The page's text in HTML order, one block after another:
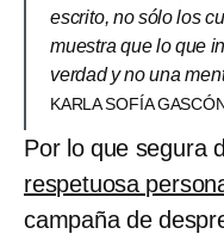
escrito, no sólo los
muestra que lo que
verdad y no una
KARLA SOFÍA
Por lo que segura
respetuosa
campaña de